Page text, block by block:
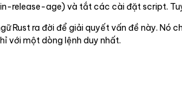
release-age) và tắt các cài đặt script.
Rust ra đời để giải quyết vấn đề này.
với một dòng lệnh duy nhất.